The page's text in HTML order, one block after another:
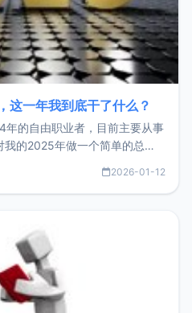
一年我到底干了什么？
的自由职业者，目前主要从事
的2025年做一个简单的总
实，2026年不求突破，但求保
2026-01-12